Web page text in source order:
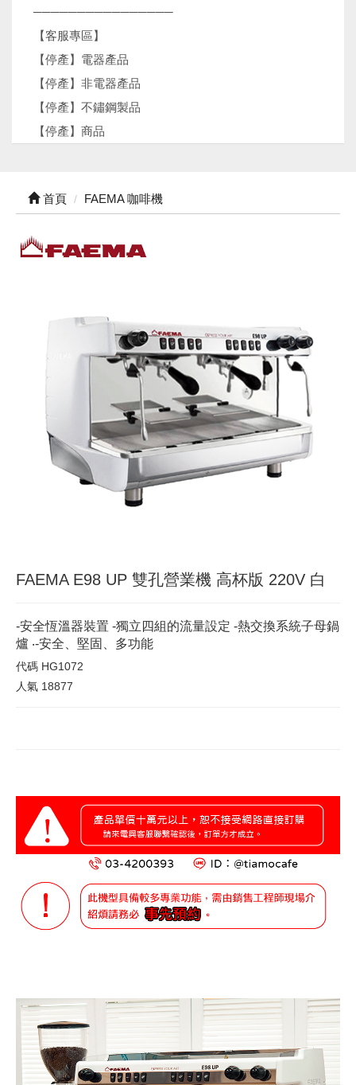
────────────────
【客服專區】
【停產】電器產品
【停產】非電器產品
【停產】不鏽鋼製品
【停產】商品
首頁 FAEMA 咖啡機
FAEMA E98 UP 雙孔營業機 高杯版 220V 白
-安全恆溫器裝置 -獨立四組的流量設定 -熱交換系統子母鍋
爐 ‧-安全、堅固、多功能
代碼 HG1072
人氣 18877